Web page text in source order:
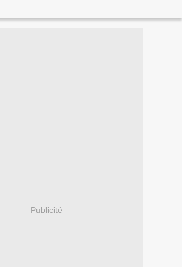
Publicité